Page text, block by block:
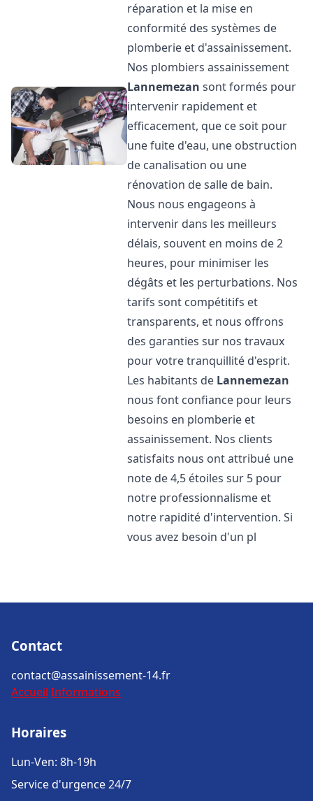
réparation et la mise en
conformité des systèmes de
plomberie et d'assainissement.
Nos plombiers assainissement
Lannemezan sont formés pour
intervenir rapidement et
efficacement, que ce soit pour
une fuite d'eau, une obstruction
de canalisation ou une
rénovation de salle de bain.
Nous nous engageons à
intervenir dans les meilleurs
délais, souvent en moins de 2
heures, pour minimiser les
dégâts et les perturbations. Nos
tarifs sont compétitifs et
transparents, et nous offrons
des garanties sur nos travaux
pour votre tranquillité d'esprit.
Les habitants de Lannemezan
nous font confiance pour leurs
besoins en plomberie et
assainissement. Nos clients
satisfaits nous ont attribué une
note de 4,5 étoiles sur 5 pour
notre professionnalisme et
notre rapidité d'intervention. Si
vous avez besoin d'un pl
Contact
contact@assainissement-14.fr
Accueil Informations
Horaires
Lun-Ven: 8h-19h
Service d'urgence 24/7